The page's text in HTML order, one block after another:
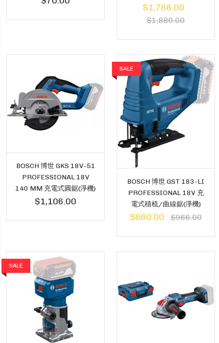
$1,788.00
$1,880.00
BOSCH 博世 GKS 18V-51
PROFESSIONAL 18V
140 MM 充電式圓鋸(淨機)
$1,106.00
SALE
BOSCH 博世 GST 183-LI
PROFESSIONAL 18V 充
電式積梳/曲線鋸(淨機)
$860.00 $966.00
SALE